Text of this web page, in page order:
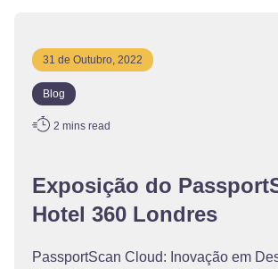
31 de Outubro, 2022
Blog
2 mins read
Exposição do
Hotel 360 Londres
PassportScan Cloud: Inovação em